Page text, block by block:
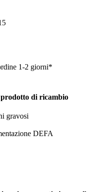
1-2 giorni*
di ricambio
gravosi
DEFA